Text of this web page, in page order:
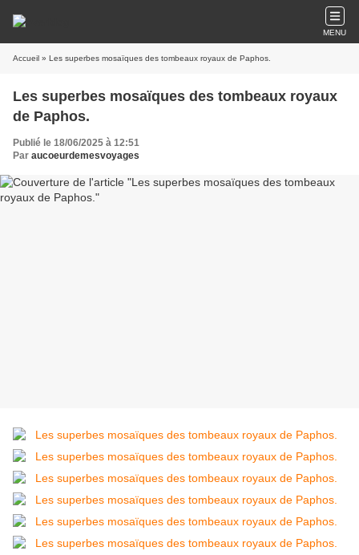
MENU
Accueil » Les superbes mosaïques des tombeaux royaux de Paphos.
Les superbes mosaïques des tombeaux royaux
de Paphos.
Publié le 18/06/2025 à 12:51
Par aucoeurdemesvoyages